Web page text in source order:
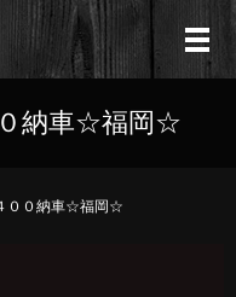
０納車☆福岡☆
００納車☆福岡☆